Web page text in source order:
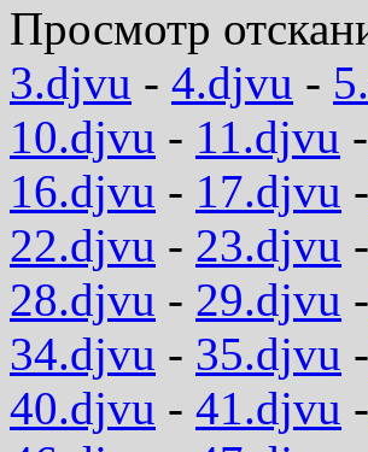
Просмотр
3.djvu - 4.djvu -
10.djvu - 11.djvu -
16.djvu - 17.djvu -
22.djvu - 23.djvu -
28.djvu - 29.djvu -
34.djvu - 35.djvu -
40.djvu - 41.djvu -